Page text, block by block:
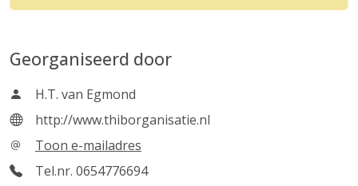
Georganiseerd door
H.T. van Egmond
http://www.thiborganisatie.nl
Toon e-mailadres
Tel.nr. 0654776694